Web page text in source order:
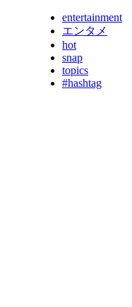
entertainment
エンタメ
hot
snap
topics
#hashtag